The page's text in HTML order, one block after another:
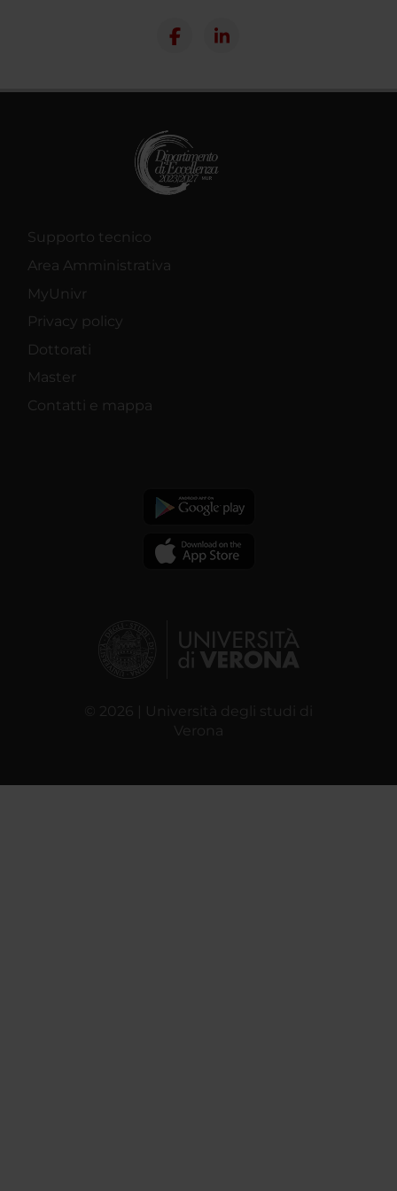
Supporto tecnico
Area Amministrativa
MyUnivr
Privacy policy
Dottorati
Master
Contatti e mappa
© 2026 | Università degli studi di
Verona